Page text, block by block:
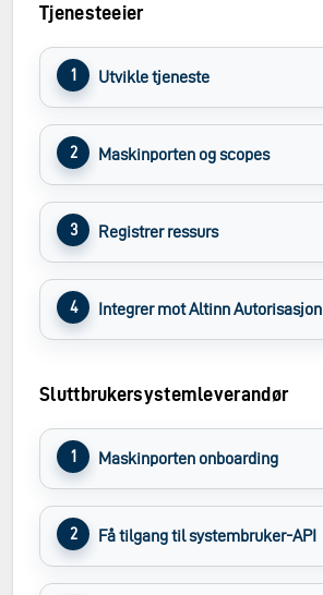
Tjenesteeier
Utvikle tjeneste
Maskinporten og scopes
Registrer ressurs
Integrer mot Altinn Autorisasjon
Sluttbrukersystemleverandør
Maskinporten onboarding
Få tilgang til systembruker-API